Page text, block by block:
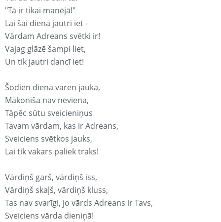
"Tā ir tikai manējā!"
Lai šai dienā jautri iet -
Vārdam Adreans svētki ir!
Vajag glāzē šampi liet,
Un tik jautri dancī iet!
Šodien diena varen jauka,
Mākonīša nav neviena,
Tāpēc sūtu sveicieniņus
Tavam vārdam, kas ir Adreans,
Sveiciens svētkos jauks,
Lai tik vakars paliek traks!
Vārdiņš garš, vārdiņš īss,
Vārdiņš skaļš, vārdiņš kluss,
Tas nav svarīgi, jo vārds Adreans ir Tavs,
Sveiciens vārda dieniņā!